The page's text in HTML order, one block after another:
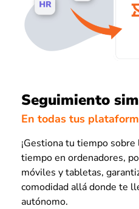
Seguimiento
En todas tus
¡Gestiona tu tiempo
tiempo en ordenadores,
móviles y tabletas,
comodidad allá donde te
autónomo.